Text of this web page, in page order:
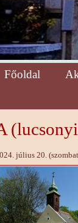
Főoldal
július 20.